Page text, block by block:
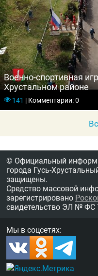
Военно-спортивная
Хрустальном районе
141 |Комментарии: 0
© Официальный
города Гусь-
защищены.
Средство массовой
зарегистрировано
свидетельство ЭЛ № ФС
Мы в соцсетях: